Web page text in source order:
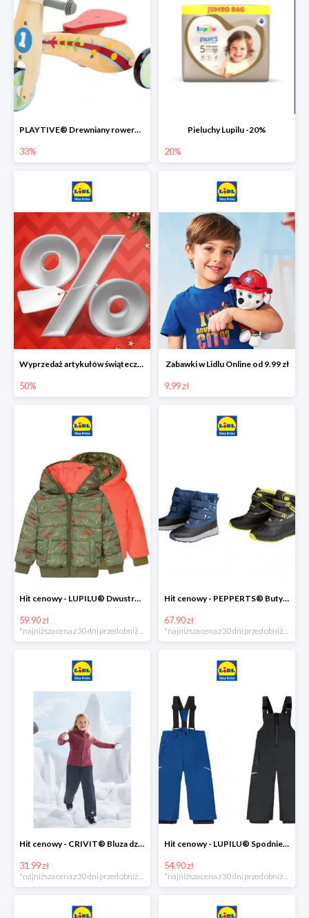
PLAYTIVE® Drewniany rowerek biegowy -33%
33%
Pieluchy Lupilu -20%
20%
Wyprzedaż artykułów świątecznych w Lidlu Online
50%
Zabawki w Lidlu Online od 9.99 zł
9.99 zł
Hit cenowy - LUPILU® Dwustronna kurtka dziecięca z polarem
59.90 zł
*najniższa cena z 30 dni przed obniżką
Hit cenowy - PEPPERTS® Buty zimowe chłopięce
67.90 zł
*najniższa cena z 30 dni przed obniżką
Hit cenowy - CRIVIT® Bluza dziewczęca z polaru
31.99 zł
Hit cenowy - LUPILU® Spodnie narciarskie chłopięce
54.90 zł